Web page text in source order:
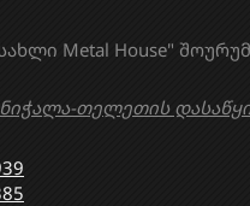
Metal House"
თელეთის